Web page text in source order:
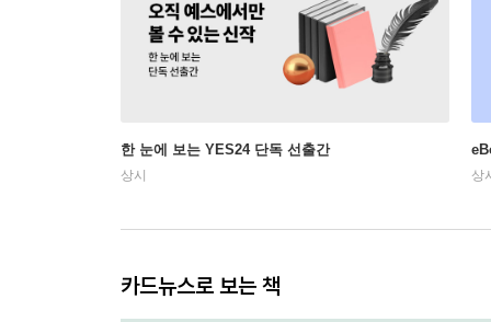
한 눈에 보는 YES24 단독 선출간
상시 상
카드뉴스로 보는 책